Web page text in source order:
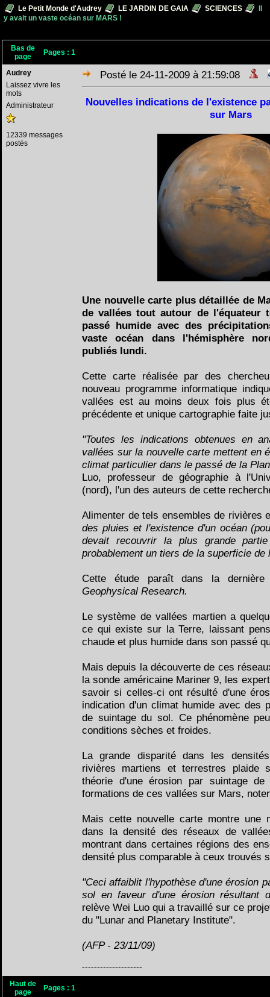
Le Petit Monde d'Audrey LE JARDIN DE GAIA SCIENCES
y avait un vaste océan sur MARS !
Bas de
page
Pages : 1
Audrey
Laissez vivre les
mots
Administrateur
12339 messages
postés
Posté le 24-11-2009 à 21:59:08
Nouvelles indications de l'existence
sur Mars
Une nouvelle carte plus détaillée de
de vallées tout autour de l'équateur
passé humide avec des
vaste océan dans l'hémisphère
publiés lundi.
Cette carte réalisée par des
nouveau programme informatique
vallées est au moins deux fois plus
précédente et unique cartographie faite
"Toutes les indications obtenues en
vallées sur la nouvelle carte mettent en
climat particulier dans le passé de la
Luo, professeur de géographie à
(nord), l'un des auteurs de cette
Alimenter de tels ensembles de rivières
des pluies et l'existence d'un océan
devait recouvrir la plus grande
probablement un tiers de la superficie
Cette étude paraît dans la
Geophysical Research.
Le système de vallées martien a
ce qui existe sur la Terre, laissant
chaude et plus humide dans son passé
Mais depuis la découverte de ces
la sonde américaine Mariner 9, les
savoir si celles-ci ont résulté d'une
indication d'un climat humide avec des
de suintage du sol. Ce phénomène
conditions sèches et froides.
La grande disparité dans les
rivières martiens et terrestres plaide
théorie d'une érosion par suintage
formations de ces vallées sur Mars,
Mais cette nouvelle carte montre une
dans la densité des réseaux de
montrant dans certaines régions des
densité plus comparable à ceux trouvés
"Ceci affaiblit l'hypothèse d'une érosion
sol en faveur d'une érosion résultant
relève Wei Luo qui a travaillé sur ce
du "Lunar and Planetary Institute".
(AFP - 23/11/09)
--------------------
Haut de
page
Pages : 1